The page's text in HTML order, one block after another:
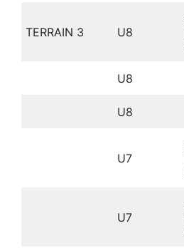
TERRAIN 3 U8
U8
U8
U7
U7